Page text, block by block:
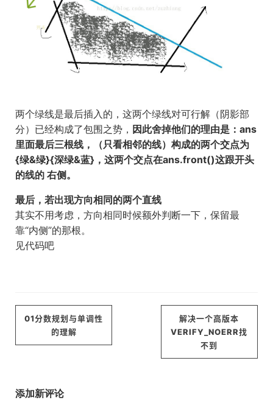
两个绿线是最后插入的，这两个绿线对可行解（阴影部
分）已经构成了包围之势， 因此舍掉他们的理由是：ans
里面最后三根线，（只看相邻的线）构成的两个交点为
{绿&绿}{深绿&蓝}，这两个交点在ans.front()这跟开头
的线的 右侧。
最后，若出现方向相同的两个直线
其实不用考虑，方向相同时候额外判断一下，保留最
靠“内侧”的那根。
见代码吧
01分数规划与单调性
的理解
解决一个高版本
VERIFY_NOERR找
不到
添加新评论